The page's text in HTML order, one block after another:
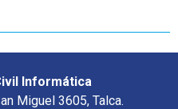
Informática
Miguel 3605, Talca.